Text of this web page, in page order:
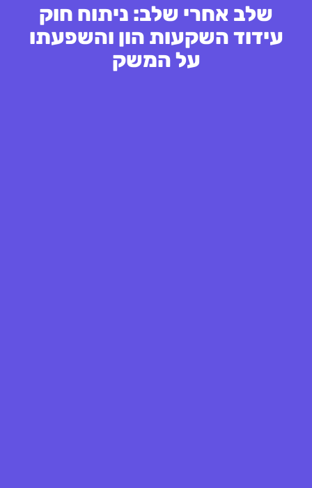
שלב אחרי שלב: ניתוח חוק
עידוד השקעות הון והשפעתו
על המשק